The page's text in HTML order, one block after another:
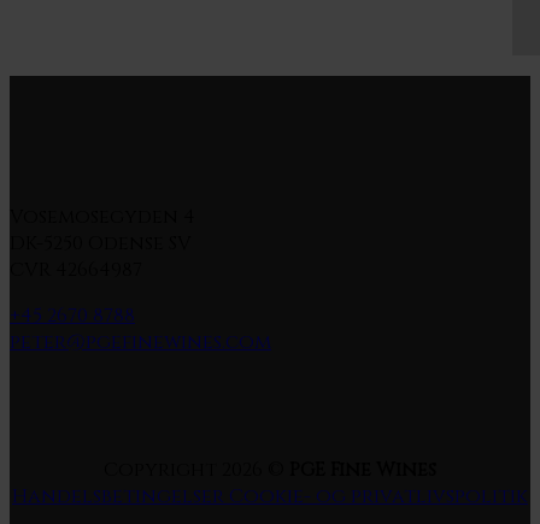
+45 2670 8788
peter@pgefinewines.com
Handelsbetingelser Cookie- og privatlivspolitik